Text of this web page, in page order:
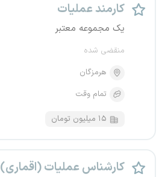
کارمند عملیات
یک مجموعه معتبر
منقضی شده
هرمزگان
تمام وقت
۱۵ میلیون تومان
کارشناس عملیات (اقماری)